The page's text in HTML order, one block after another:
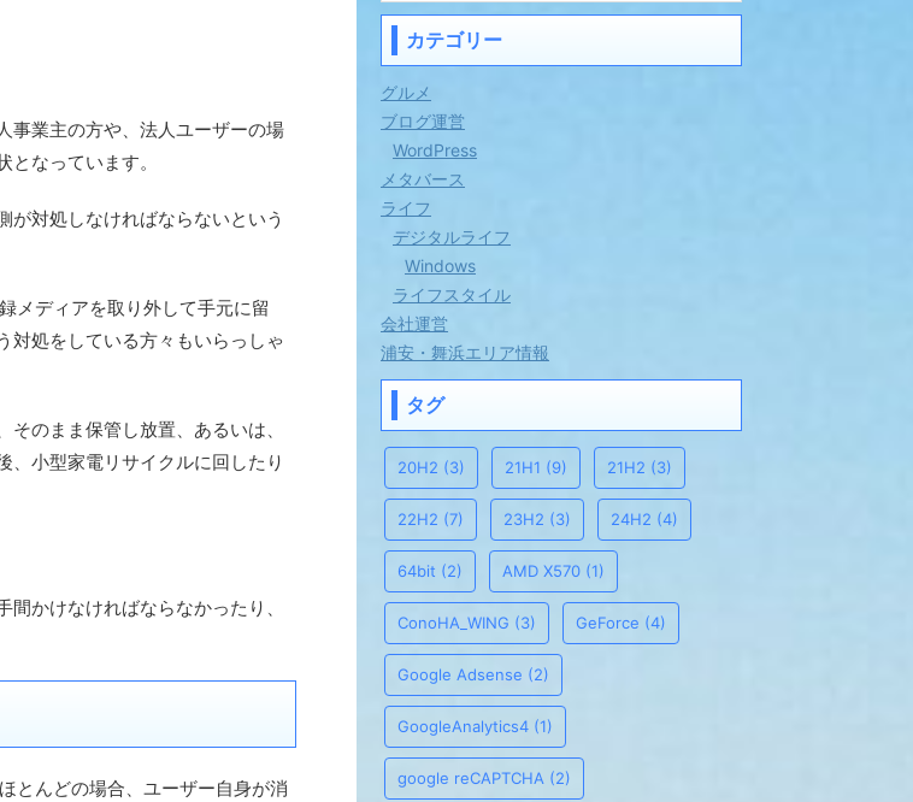
事業主の方や、法人ユーザーの場
なっています。
が対処しなければならないという
メディアを取り外して手元に留
対処をしている方々もいらっしゃ
のまま保管し放置、あるいは、
、小型家電リサイクルに回したり
かけなければならなかったり、
とんどの場合、ユーザー自身が消
カテゴリー
グルメ
ブログ運営
WordPress
メタバース
ライフ
デジタルライフ
Windows
ライフスタイル
会社運営
浦安・舞浜エリア情報
タグ
20H2 (3) 21H1 (9) 21H2 (3)
22H2 (7) 23H2 (3) 24H2 (4)
64bit (2) AMD X570 (1)
ConoHA_WING (3) GeForce (4)
Google Adsense (2)
GoogleAnalytics4 (1)
google reCAPTCHA (2)